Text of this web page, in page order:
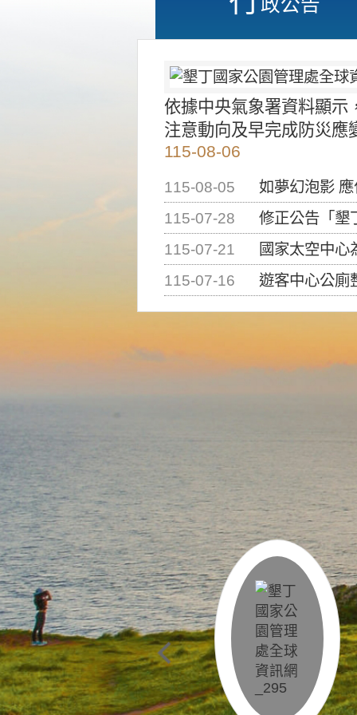
依據中央氣象署資料顯示
注意動向及早完成防災應
115-08-06
115-08-05
如夢幻泡影
115-07-28
修正公告「墾丁國家公
115-07-21
國家太空中心為辦理
115-07-16
遊客中心公廁